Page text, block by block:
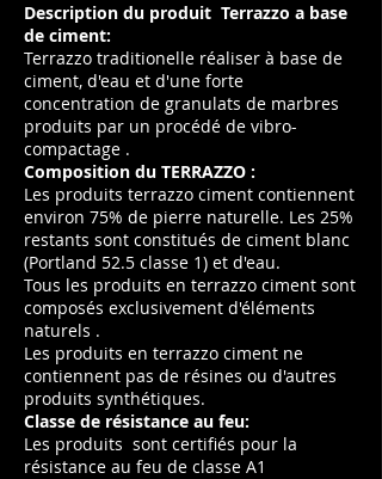
Description du produit Terrazzo a base
de ciment:
Terrazzo traditionelle réaliser à base de
ciment, d'eau et d'une forte
concentration de granulats de marbres
produits par un procédé de vibro-
compactage .
Composition du TERRAZZO :
Les produits terrazzo ciment contiennent
environ 75% de pierre naturelle. Les 25%
restants sont constitués de ciment blanc
(Portland 52.5 classe 1) et d'eau.
Tous les produits en terrazzo ciment sont
composés exclusivement d'éléments
naturels .
Les produits en terrazzo ciment ne
contiennent pas de résines ou d'autres
produits synthétiques.
Classe de résistance au feu:
Les produits sont certifiés pour la
résistance au feu de classe A1